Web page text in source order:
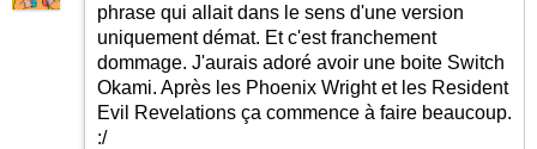
phrase qui allait dans le sens d'une version
uniquement démat. Et c'est franchement
dommage. J'aurais adoré avoir une boite Switch
Okami. Après les Phoenix Wright et les Resident
Evil Revelations ça commence à faire beaucoup.
:/